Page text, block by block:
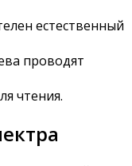
естественный
проводят
чтения.